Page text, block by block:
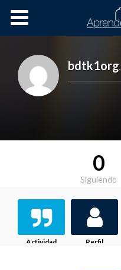
Cursos OnLine
bdtk1org,
0
Siguiendo
Actividad Perfil